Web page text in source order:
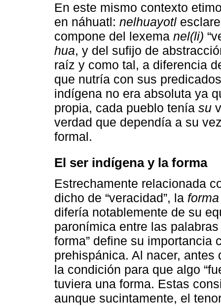
En este mismo contexto
en náhuatl: nelhuayotl
compone del lexema nel(li)
hua, y del sufijo de
raíz y como tal, a diferencia
que nutría con sus
indígena no era absoluta ya
propia, cada pueblo tenía su
verdad que dependía a su
formal.
El ser indígena y la forma
Estrechamente relacionada
dicho de “veracidad”, la forma
difería notablemente de su
paronímica entre las
forma” define su importancia
prehispánica. Al nacer,
la condición para que algo
tuviera una forma. Estas
aunque sucintamente, el